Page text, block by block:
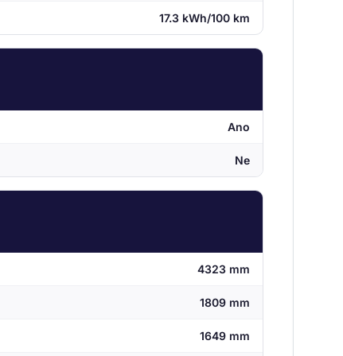
17.3 kWh/100 km
Ano
Ne
4323 mm
1809 mm
1649 mm